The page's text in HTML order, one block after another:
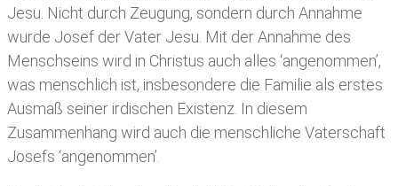
Jesu. Nicht durch Zeugung, sondern durch Annahme
wurde Josef der Vater Jesu. Mit der Annahme des
Menschseins wird in Christus auch alles ‘angenommen’,
was menschlich ist, insbesondere die Familie als erstes
Ausmaß seiner irdischen Existenz. In diesem
Zusammenhang wird auch die menschliche Vaterschaft
Josefs ‘angenommen’.